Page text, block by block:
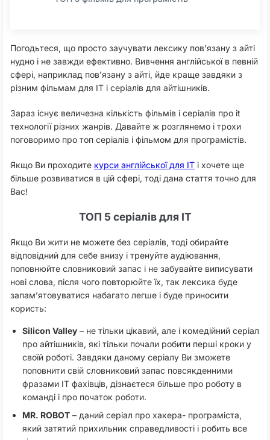
Погодьтеся, що просто заучувати лексику пов’язану з айті
нудно і не завжди ефективно. Вивчення англійської в певній
сфері, наприклад пов’язану з айті, йде краще завдяки з
різним фільмам для IT і серіалів для айтішників.
Зараз існує величезна кількість фільмів і серіалів про it
технології різних жанрів. Давайте ж розглянемо і трохи
поговоримо про топ серіалів і фільмом для програмістів.
Якщо Ви проходите курси англійської для IT і хочете ще
більше розвиватися в цій сфері, тоді дана стаття точно для
Вас!
ТОП 5 серіалів для IT
Якщо Ви жити не можете без серіалів, тоді обирайте
відповідний для себе внизу і тренуйте аудіювання,
поповнюйте словниковий запас і не забувайте виписувати
нові слова, після чого повторюйте їх, так лексика буде
запам’ятовуватися набагато легше і буде приносити
користь:
Silicon Valley – не тільки цікавий, але і комедійний серіал
про айтішників, які тільки почали робити перші кроки у
своїй роботі. Завдяки даному серіалу Ви зможете
поповнити свій словниковий запас повсякденними
фразами IT фахівців, дізнаєтеся більше про роботу в
команді і про початок роботи.
MR. ROBOT – даний серіал про хакера- програміста,
який затятий прихильник справедливості і робить все